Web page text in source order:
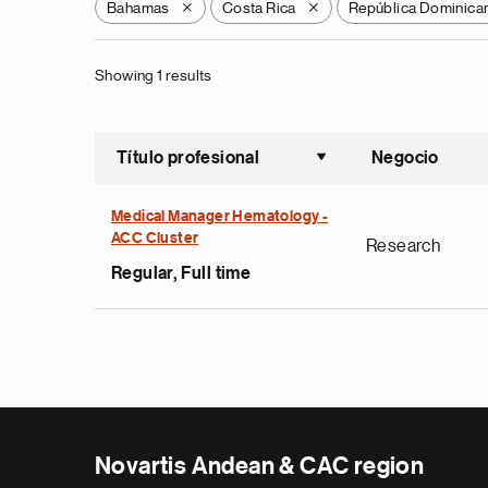
Bahamas X Costa Rica X República
Showing 1 results
Título profesional
Ordenar
Negocio
Medical Manager Hematology -
ACC Cluster
Regular, Full time
Research
Novartis Andean & CAC region